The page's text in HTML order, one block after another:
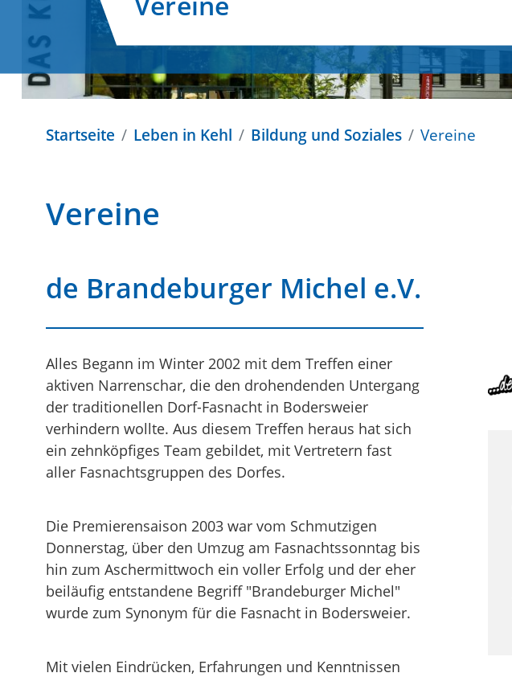
Startseite Leben in Kehl Bildung und Soziales Vereine
Vereine
de Brandeburger Michel e.V.
Alles Begann im Winter 2002 mit dem Treffen einer
aktiven Narrenschar, die den drohendenden Untergang
der traditionellen Dorf-Fasnacht in Bodersweier
verhindern wollte. Aus diesem Treffen heraus hat sich
ein zehnköpfiges Team gebildet, mit Vertretern fast
aller Fasnachtsgruppen des Dorfes.
Die Premierensaison 2003 war vom Schmutzigen
Donnerstag, über den Umzug am Fasnachtssonntag bis
hin zum Aschermittwoch ein voller Erfolg und der eher
beiläufig entstandene Begriff "Brandeburger Michel"
wurde zum Synonym für die Fasnacht in Bodersweier.
Mit vielen Eindrücken, Erfahrungen und Kenntnissen